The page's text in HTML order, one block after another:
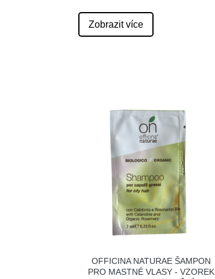
Zobrazit více
OFFICINA NATURAE ŠAMPON
PRO MASTNÉ VLASY - VZOREK